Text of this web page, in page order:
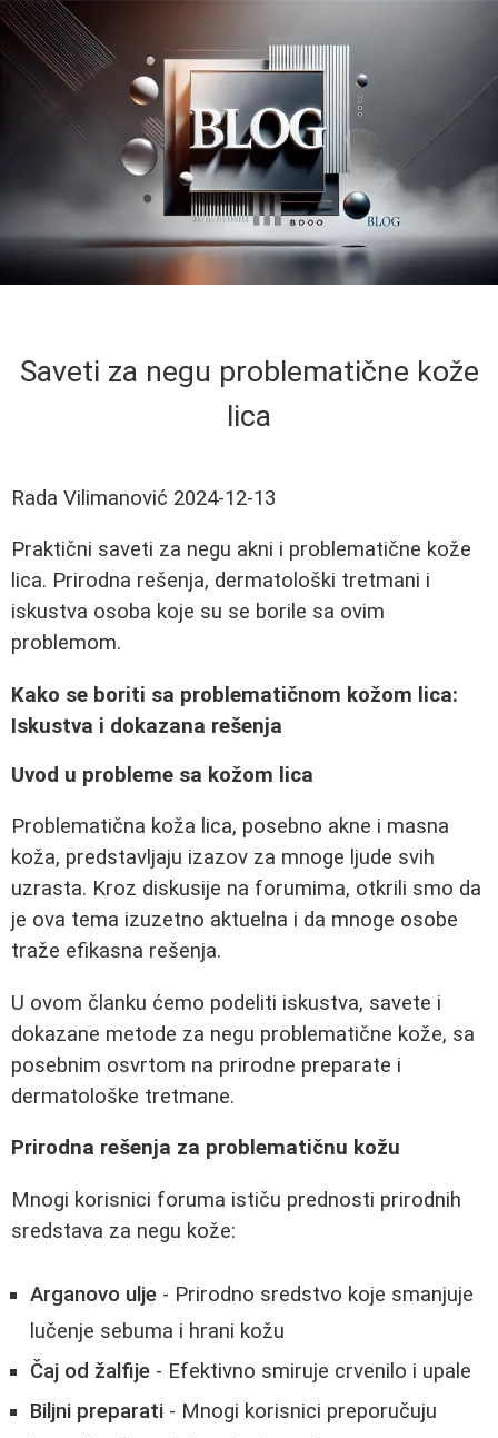
Saveti za negu problematične kože
lica
Rada Vilimanović 2024-12-13
Praktični saveti za negu akni i problematične kože
lica. Prirodna rešenja, dermatološki tretmani i
iskustva osoba koje su se borile sa ovim
problemom.
Kako se boriti sa problematičnom kožom lica:
Iskustva i dokazana rešenja
Uvod u probleme sa kožom lica
Problematična koža lica, posebno akne i masna
koža, predstavljaju izazov za mnoge ljude svih
uzrasta. Kroz diskusije na forumima, otkrili smo da
je ova tema izuzetno aktuelna i da mnoge osobe
traže efikasna rešenja.
U ovom članku ćemo podeliti iskustva, savete i
dokazane metode za negu problematične kože, sa
posebnim osvrtom na prirodne preparate i
dermatološke tretmane.
Prirodna rešenja za problematičnu kožu
Mnogi korisnici foruma ističu prednosti prirodnih
sredstava za negu kože:
Arganovo ulje - Prirodno sredstvo koje smanjuje
lučenje sebuma i hrani kožu
Čaj od žalfije - Efektivno smiruje crvenilo i upale
Biljni preparati - Mnogi korisnici preporučuju